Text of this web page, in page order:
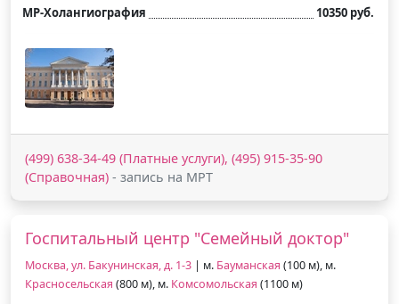
МР-Холангиография 10350 руб.
(499) 638-34-49 (Платные услуги), (495) 915-35-90
(Справочная) - запись на МРТ
Госпитальный центр "Семейный доктор"
Москва, ул. Бакунинская, д. 1-3 | м. Бауманская (100 м), м.
Красносельская (800 м), м. Комсомольская (1100 м)